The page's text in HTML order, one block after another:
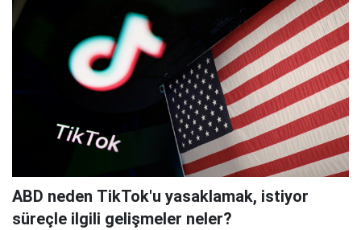
ABD neden TikTok'u yasaklamak, istiyor
süreçle ilgili gelişmeler neler?